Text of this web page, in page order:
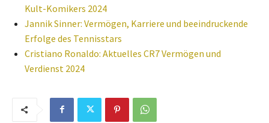
Kult-Komikers 2024
Jannik Sinner: Vermögen, Karriere und beeindruckende
Erfolge des Tennisstars
Cristiano Ronaldo: Aktuelles CR7 Vermögen und
Verdienst 2024